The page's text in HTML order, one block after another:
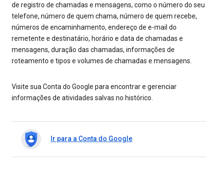
de registro de chamadas e mensagens, como o número do seu
telefone, número de quem chama, número de quem recebe,
números de encaminhamento, endereço de e-mail do
remetente e destinatário, horário e data de chamadas e
mensagens, duração das chamadas, informações de
roteamento e tipos e volumes de chamadas e mensagens.
Visite sua Conta do Google para encontrar e gerenciar
informações de atividades salvas no histórico.
Ir para a Conta do Google